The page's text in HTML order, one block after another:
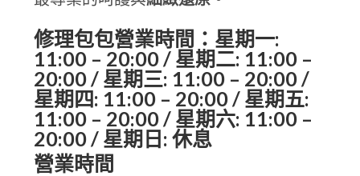
修理包包營業時間：星期一:
11:00 – 20:00 / 星期二: 11:00 –
20:00 / 星期三: 11:00 – 20:00 /
星期四: 11:00 – 20:00 / 星期五:
11:00 – 20:00 / 星期六: 11:00 –
20:00 / 星期日: 休息
營業時間